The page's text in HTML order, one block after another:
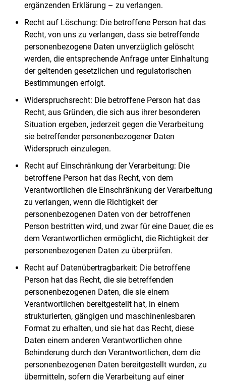
ergänzenden Erklärung – zu verlangen.
Recht auf Löschung: Die betroffene Person hat das
Recht, von uns zu verlangen, dass sie betreffende
personenbezogene Daten unverzüglich gelöscht
werden, die entsprechende Anfrage unter Einhaltung
der geltenden gesetzlichen und regulatorischen
Bestimmungen erfolgt.
Widerspruchsrecht: Die betroffene Person hat das
Recht, aus Gründen, die sich aus ihrer besonderen
Situation ergeben, jederzeit gegen die Verarbeitung
sie betreffender personenbezogener Daten
Widerspruch einzulegen.
Recht auf Einschränkung der Verarbeitung: Die
betroffene Person hat das Recht, von dem
Verantwortlichen die Einschränkung der Verarbeitung
zu verlangen, wenn die Richtigkeit der
personenbezogenen Daten von der betroffenen
Person bestritten wird, und zwar für eine Dauer, die es
dem Verantwortlichen ermöglicht, die Richtigkeit der
personenbezogenen Daten zu überprüfen.
Recht auf Datenübertragbarkeit: Die betroffene
Person hat das Recht, die sie betreffenden
personenbezogenen Daten, die sie einem
Verantwortlichen bereitgestellt hat, in einem
strukturierten, gängigen und maschinenlesbaren
Format zu erhalten, und sie hat das Recht, diese
Daten einem anderen Verantwortlichen ohne
Behinderung durch den Verantwortlichen, dem die
personenbezogenen Daten bereitgestellt wurden, zu
übermitteln, sofern die Verarbeitung auf einer